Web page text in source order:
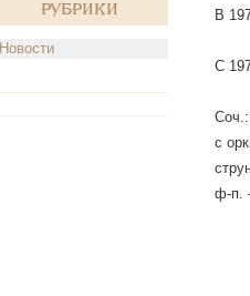
Рубрики
Новости
В
С
с
ф-п.